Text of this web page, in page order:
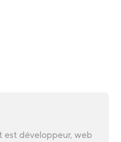
est développeur, web